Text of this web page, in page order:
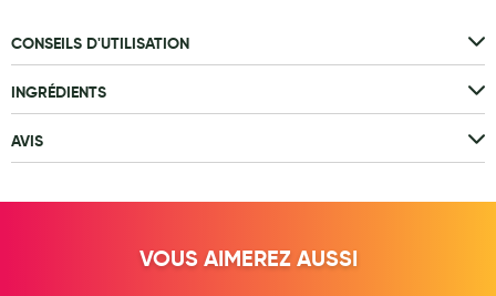
Accessoires maternité
Gammes spécifiques tisanes allaitement et compléments
maternité
Nature
CONSEILS D'UTILISATION
INGRÉDIENTS
AVIS
VOUS AIMEREZ AUSSI